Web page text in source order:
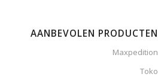
AANBEVOLEN PRODUCTEN
Maxpedition
Toko